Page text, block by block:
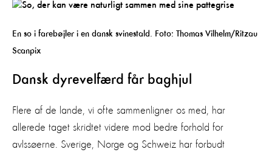
En so i farebøjler i en dansk svinestald. Foto: Thomas Vilhelm/Ritzau
Scanpix
Dansk dyrevelfærd får baghjul
Flere af de lande, vi ofte sammenligner os med, har
allerede taget skridtet videre mod bedre forhold for
avlssøerne. Sverige, Norge og Schweiz har forbudt